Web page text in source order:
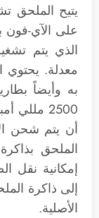
يتيح الملحق
على الآي-
الذي يتم
2500
أن يتم شحن
إمكانية نقل
إلى ذاكرة
الأصلية.